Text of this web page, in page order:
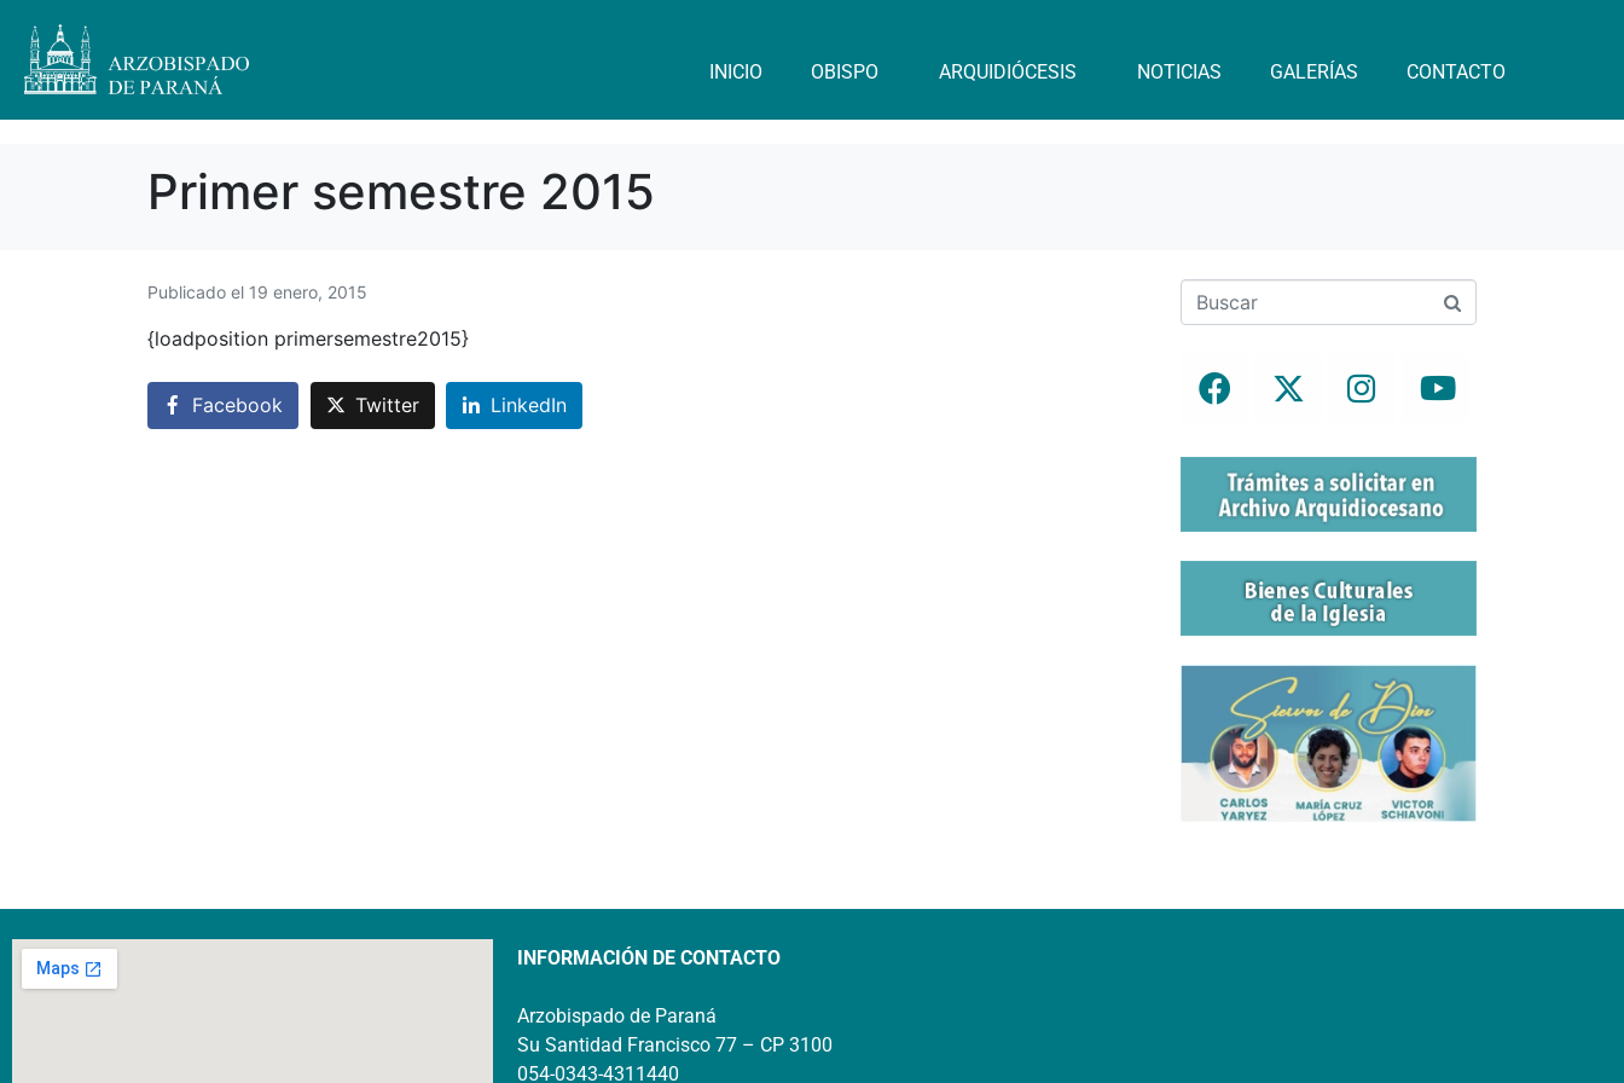
INICIO OBISPO ARQUIDIÓCESIS NOTICIAS GALERÍAS CONTACTO
Primer semestre 2015
Publicado el 19 enero, 2015
{loadposition primersemestre2015}
Facebook Twitter LinkedIn
INFORMACIÓN DE CONTACTO
Arzobispado de Paraná
Su Santidad Francisco 77 – CP 3100
054-0343-4311440